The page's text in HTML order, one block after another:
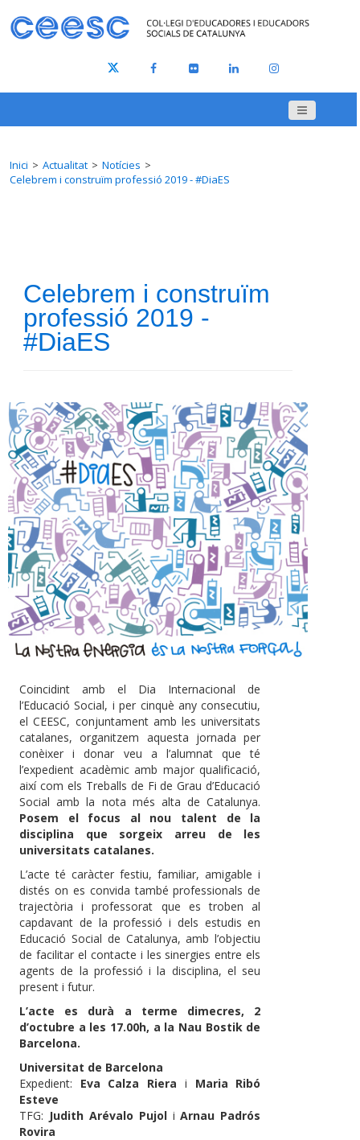
Inici Actualitat
Notícies
Celebrem i construïm professió 2019 - #DiaES
Celebrem i construïm
professió 2019 -
#DiaES
Coincidint amb el Dia Internacional de
l’Educació Social, i per cinquè any consecutiu,
el CEESC, conjuntament amb les universitats
catalanes, organitzem aquesta jornada per
conèixer i donar veu a l’alumnat que té
l’expedient acadèmic amb major qualificació,
així com els Treballs de Fi de Grau d’Educació
Social amb la nota més alta de Catalunya.
Posem el focus al nou talent de la
disciplina que sorgeix arreu de les
universitats catalanes.
L’acte té caràcter festiu, familiar, amigable i
distés on es convida també professionals de
trajectòria i professorat que es troben al
capdavant de la professió i dels estudis en
Educació Social de Catalunya, amb l’objectiu
de facilitar el contacte i les sinergies entre els
agents de la professió i la disciplina, el seu
present i futur.
L’acte es durà a terme dimecres, 2
d’octubre a les 17.00h, a la Nau Bostik de
Barcelona.
Universitat de Barcelona
Expedient: Eva Calza Riera i Maria Ribó
Esteve
TFG: Judith Arévalo Pujoli Arnau Padrós
Rovira